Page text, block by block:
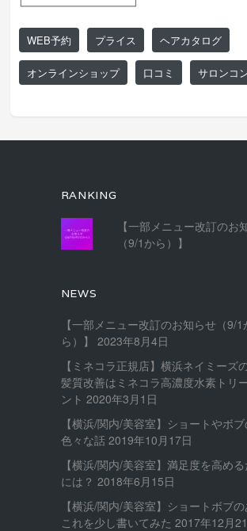
WEB予約 プライス ヘアカタログ
オンラインショップ 口コミ サロンコ
RANKING
【一部メニュー改訂のお
（9/1から）】
NEWS
【一部メニュー改訂のお知らせ（9/1
ら）】
2023年8月4日
【ミネコラ正規店】横浜ネイミーズ
髪質改善はミネコラ高濃度水素トリ
ント 2020年3月1日
【横浜/関内/美容室】ショートやボ
色々な話 2019年10月17日
【横浜/関内/美容室】満足度を高め
には？ 2018年6月15日
【横浜/関内/美容室】ショートボブ
これを少し書いてみた 2017年12月